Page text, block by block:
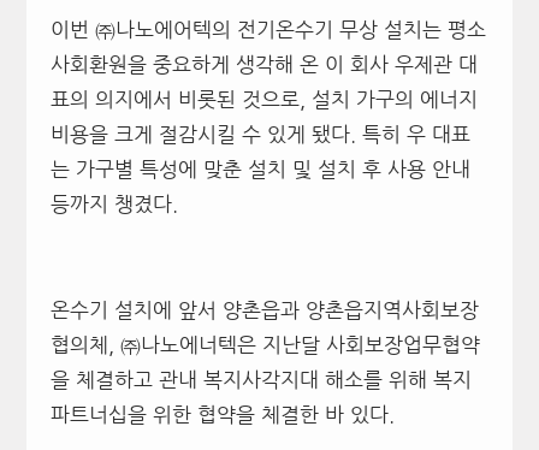
이번 ㈜나노에어텍의 전기온수기 무상 설치는 평소
사회환원을 중요하게 생각해 온 이 회사 우제관 대
표의 의지에서 비롯된 것으로, 설치 가구의 에너지
비용을 크게 절감시킬 수 있게 됐다. 특히 우 대표
는 가구별 특성에 맞춘 설치 및 설치 후 사용 안내
등까지 챙겼다.
온수기 설치에 앞서 양촌읍과 양촌읍지역사회보장
협의체, ㈜나노에너텍은 지난달 사회보장업무협약
을 체결하고 관내 복지사각지대 해소를 위해 복지
파트너십을 위한 협약을 체결한 바 있다.